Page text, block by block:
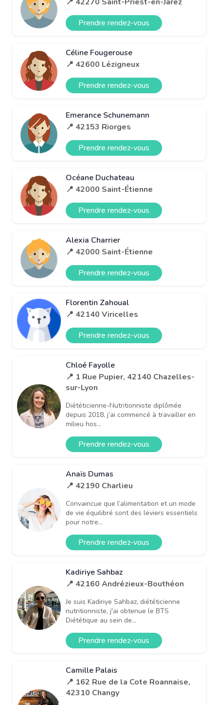
Prendre rendez-vous
Céline Fougerouse
📍 42600 Lézigneux
Prendre rendez-vous
Emerance Schunemann
📍 42153 Riorges
Prendre rendez-vous
Océane Duchateau
📍 42000 Saint-Étienne
Prendre rendez-vous
Alexia Charrier
📍 42000 Saint-Étienne
Prendre rendez-vous
Florentin Zahoual
📍 42140 Viricelles
Prendre rendez-vous
Chloé Fayolle
📍 1 Rue Pupier, 42140 Chazelles-
sur-Lyon
Diététicienne-Nutritionniste diplômée
depuis 2018, j’ai commencé à travailler en
milieu hos...
Prendre rendez-vous
Anaïs Dumas
📍 42190 Charlieu
Convaincue que l’alimentation et un mode
de vie équilibré sont des leviers essentiels
pour notre...
Prendre rendez-vous
Kadiriye Sahbaz
📍 42160 Andrézieux-Bouthéon
Je suis Kadiriye Sahbaz, diététicienne
nutritionniste, j'ai obtenue le BTS
Diététique au sein de...
Prendre rendez-vous
Camille Palais
📍 162 Rue de la Cote Roannaise,
42310 Changy